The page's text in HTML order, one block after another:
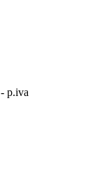
- p.iva